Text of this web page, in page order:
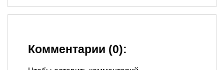
Комментарии (0):